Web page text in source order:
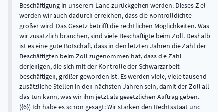
Beschäftigung in unserem Land zurückgehen werden. Dieses Ziel
werden wir auch dadurch erreichen, dass die Kontrolldichte
größer wird. Das Gesetz betrifft die rechtlichen Möglichkeiten. Was
wir zusätzlich brauchen, sind viele Beschäftigte beim Zoll. Deshalb
ist es eine gute Botschaft, dass in den letzten Jahren die Zahl der
Beschäftigten beim Zoll zugenommen hat, dass die Zahl
derjenigen, die sich mit der Kontrolle der Schwarzarbeit
beschäftigen, größer geworden ist. Es werden viele, viele tausend
zusätzliche Stellen in den nächsten Jahren sein, damit der Zoll all
das tun kann, was wir ihm jetzt als gesetzlichen Auftrag geben.
({6}) Ich habe es schon gesagt: Wir stärken den Rechtsstaat und